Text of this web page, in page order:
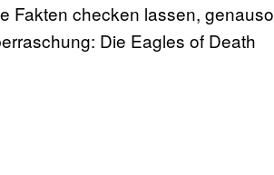
Fakten checken lassen, genauso
Die Eagles of Death